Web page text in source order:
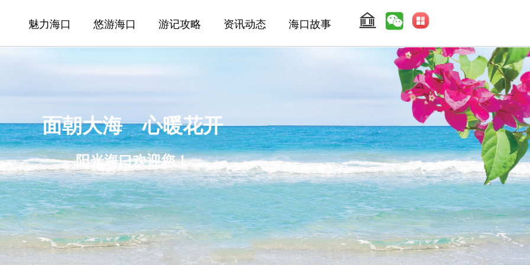
魅力海口 悠游海口 游记攻略 资讯动态 海口故事
面朝大海 心暖花开
阳光海口欢迎您！